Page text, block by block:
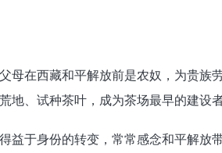
母在西藏和平解放前是农奴，为贵族
地、试种茶叶，成为茶场最早的建设者
益于身份的转变，常常感念和平解放带